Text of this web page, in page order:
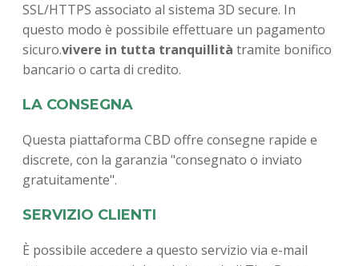
SSL/HTTPS associato al sistema 3D secure. In
questo modo è possibile effettuare un pagamento
sicuro.vivere in tutta tranquillità tramite bonifico
bancario o carta di credito.
LA CONSEGNA
Questa piattaforma CBD offre consegne rapide e
discrete, con la garanzia "consegnato o inviato
gratuitamente".
SERVIZIO CLIENTI
È possibile accedere a questo servizio via e-mail